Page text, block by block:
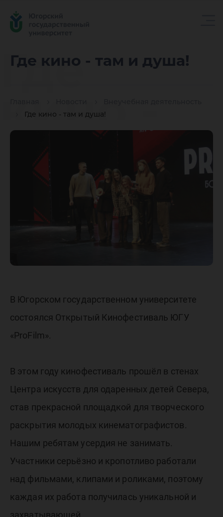
Где кино - там и душа!
Где кино - там и душа!
Где
кино -
там и
душа!
В Югорском государственном университете
состоялся Открытый Кинофестиваль ЮГУ
«ProFilm».
В этом году кинофестиваль прошёл в стенах
Центра искусств для одаренных детей Севера,
став прекрасной площадкой для творческого
раскрытия молодых кинематографистов.
Нашим ребятам усердия не занимать.
Участники серьёзно и кропотливо работали
над фильмами, клипами и роликами, поэтому
каждая их работа получилась уникальной и
захватывающей.